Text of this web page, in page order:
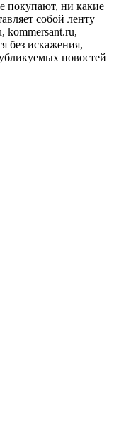
покупают, ни какие
собой ленту
kommersant.ru,
без искажения,
новостей